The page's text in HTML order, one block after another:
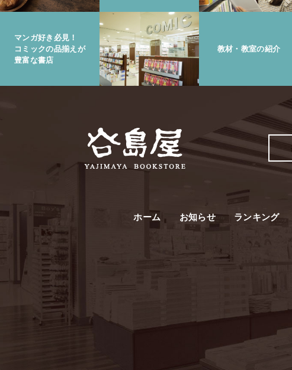
マンガ好き必見！
コミックの品揃えが
豊富な書店
教材・教室の紹介
ホーム お知らせ ランキング